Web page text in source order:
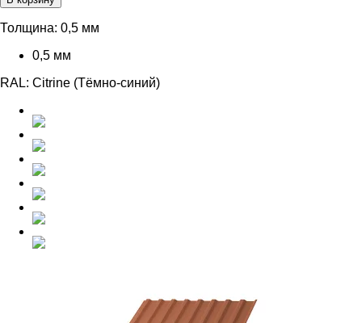
1165,00 ₽.
Толщина: 0,5 мм
0,5 мм
RAL: Citrine (Тёмно-синий)